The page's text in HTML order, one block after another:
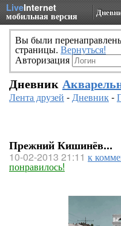
LiveInternet
мобильная версия
Вы были
страницы. Вернуться!
Авторизация
Дневник
Лента друзей -Дневник-
Прежний Кишинёв...
10-02-2013 21:11 к
понравилось!